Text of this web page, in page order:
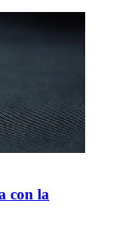
con la